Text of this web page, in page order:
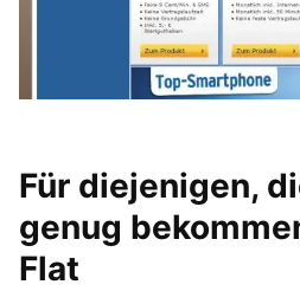
Für diejenigen,
genug
Flat